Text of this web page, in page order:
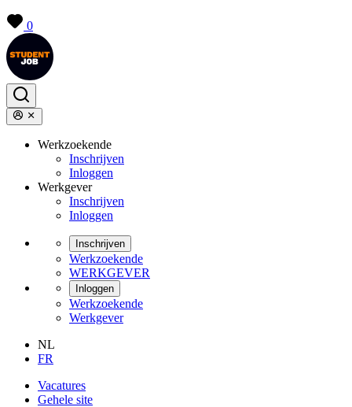
0
Werkzoekende
Inschrijven
Inloggen
Werkgever
Inschrijven
Inloggen
Inschrijven
Werkzoekende
WERKGEVER
Inloggen
Werkzoekende
Werkgever
NL
FR
Vacatures
Gehele site